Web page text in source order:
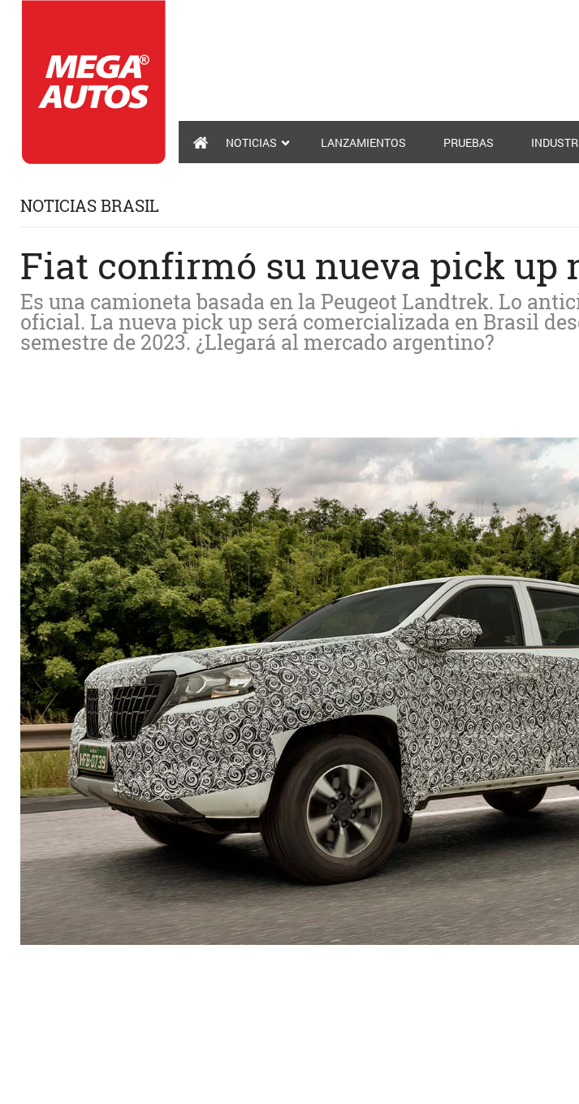
NOTICIAS LANZAMIENTOS PRUEBAS
NOTICIAS BRASIL
Fiat confirmó su nueva pick up
Es una camioneta basada en la Peugeot Landtrek. Lo
oficial. La nueva pick up será comercializada en Brasil
semestre de 2023. ¿Llegará al mercado argentino?